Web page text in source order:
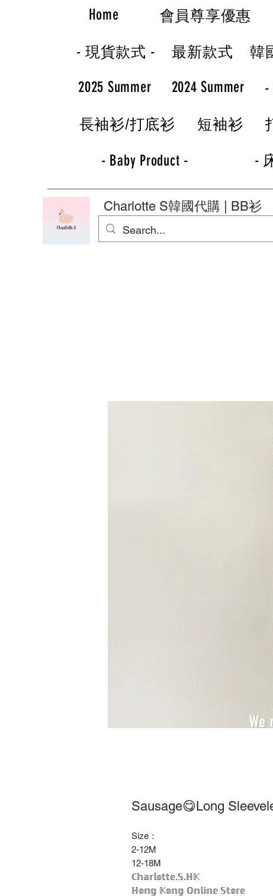
Home 會員尊享優惠
- 現貨款式 - 最新款式 韓
2025 Summer 2024 Summer -
長袖衫/打底衫 短袖衫
- Baby Product - -
Charlotte S韓國代購 | BB衫
Sausage😋Long
Size：
2-12M
12-18M
ℂ𝕙𝕒𝕣𝕝𝕠𝕥𝕥𝕖.𝕊.ℍ𝕂
ℍ𝕠𝕟𝕘 𝕂𝕠𝕟𝕘 𝕆𝕟𝕝𝕚𝕟𝕖 𝕊𝕥𝕠𝕣𝕖